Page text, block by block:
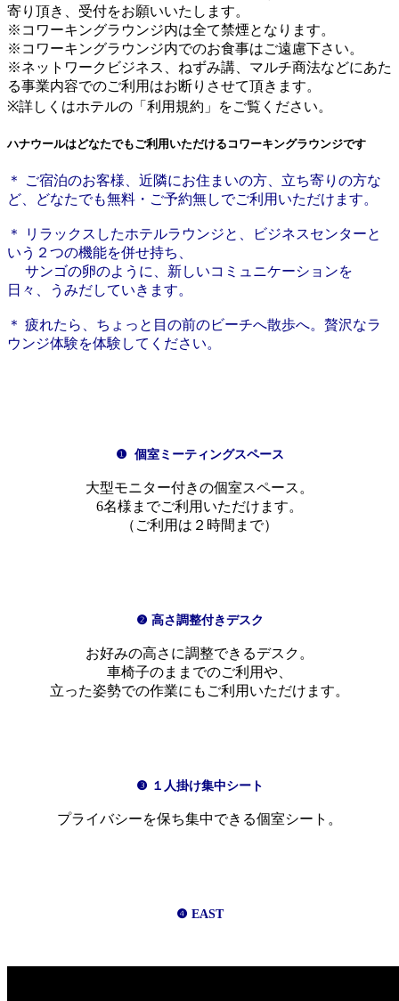
寄り頂き、受付をお願いいたします。
※コワーキングラウンジ内は全て禁煙となります。
※コワーキングラウンジ内でのお食事はご遠慮下さい。
※ネットワークビジネス、ねずみ講、マルチ商法などにあた
る事業内容でのご利用はお断りさせて頂きます。
※詳しくはホテルの「利用規約」をご覧ください。
ハナウールはどなたでもご利用いただけるコワーキングラウンジです
＊ ご宿泊のお客様、近隣にお住まいの方、立ち寄りの方な
ど、どなたでも無料・ご予約無しでご利用いただけます。
＊ リラックスしたホテルラウンジと、ビジネスセンターと
いう２つの機能を併せ持ち、
サンゴの卵のように、新しいコミュニケーションを
日々、うみだしていきます。
＊ 疲れたら、ちょっと目の前のビーチへ散歩へ。贅沢なラ
ウンジ体験を体験してください。
❶ 個室ミーティングスペース
大型モニター付きの個室スペース。
6名様までご利用いただけます。
（ご利用は２時間まで）
❷ 高さ調整付きデスク
お好みの高さに調整できるデスク。
車椅子のままでのご利用や、
立った姿勢での作業にもご利用いただけます。
❸ １人掛け集中シート
プライバシーを保ち集中できる個室シート。
❹ EAST